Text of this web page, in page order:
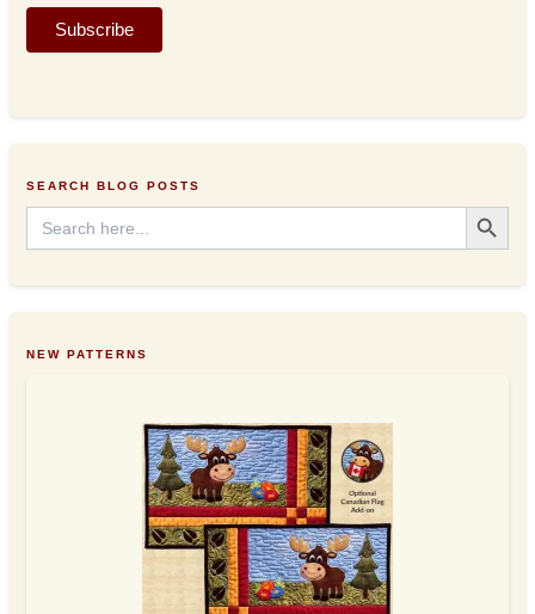
i
A
s
s
Subscribe
SEARCH BLOG POSTS
Search
for:
Search Button
NEW PATTERNS